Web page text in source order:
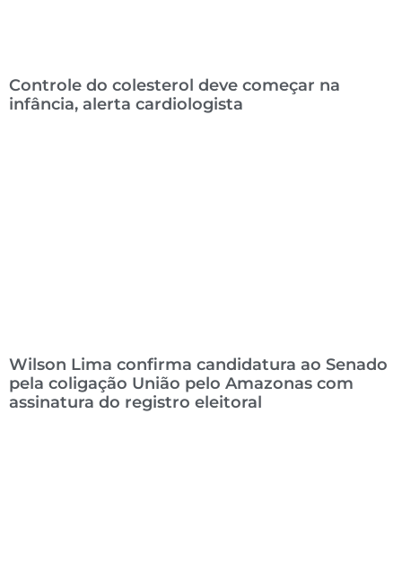
Controle do colesterol deve começar na
infância, alerta cardiologista
Wilson Lima confirma candidatura ao Senado
pela coligação União pelo Amazonas com
assinatura do registro eleitoral